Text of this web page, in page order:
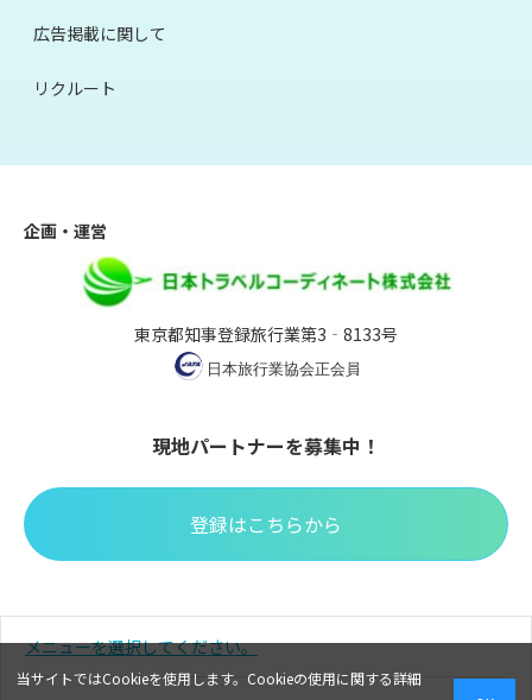
メニューを選択してください。
広告掲載に関して
リクルート
企画・運営
東京都知事登録旅行業第3‐8133号
現地パートナーを募集中！
登録はこちらから
ツを無断で転載、転用、コピーすることを禁じます。
当サイトではCookieを使用します。Cookieの使用に関する詳細